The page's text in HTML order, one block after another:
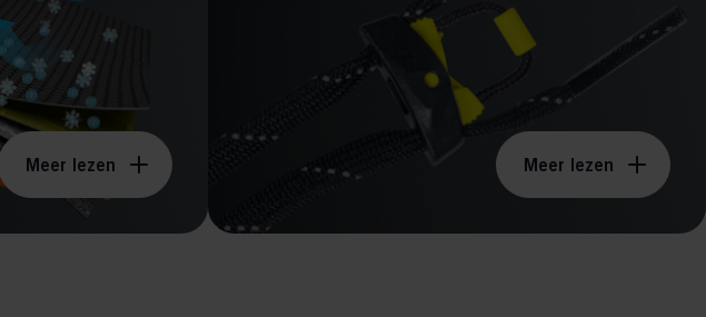
Meer lezen Meer lezen
websites to allow publishers to display
marketing cookies, you grant
platforms.